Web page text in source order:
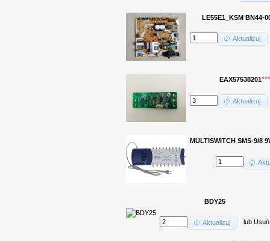
LE55E1_KSM BN44-
Aktualizuj
EAX57538201***
Aktualizuj
MULTISWITCH SMS-9/8
BDY25
Aktualizuj lub Usuń